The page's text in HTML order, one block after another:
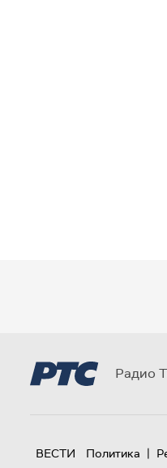
Радио
ВЕСТИ Политика |